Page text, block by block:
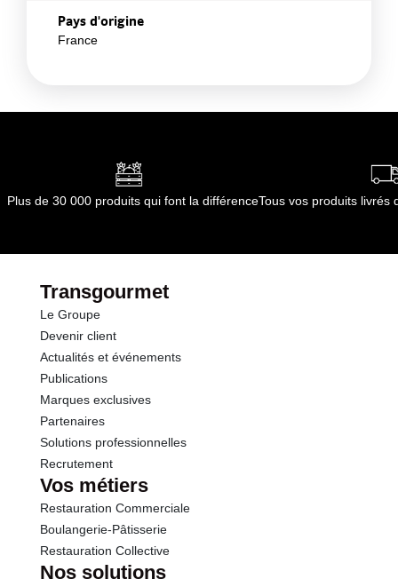
Pays d'origine
France
Plus de 30 000 produits qui font la différenceTous vos produits livrés
Transgourmet
Le Groupe
Devenir client
Actualités et événements
Publications
Marques exclusives
Partenaires
Solutions professionnelles
Recrutement
Vos métiers
Restauration Commerciale
Boulangerie-Pâtisserie
Restauration Collective
Nos solutions